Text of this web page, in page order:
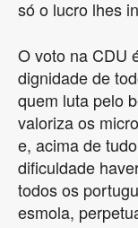
só o lucro lhes
O voto na CDU
dignidade de
quem luta pelo
valoriza os
e, acima de
dificuldade
todos os
esmola,